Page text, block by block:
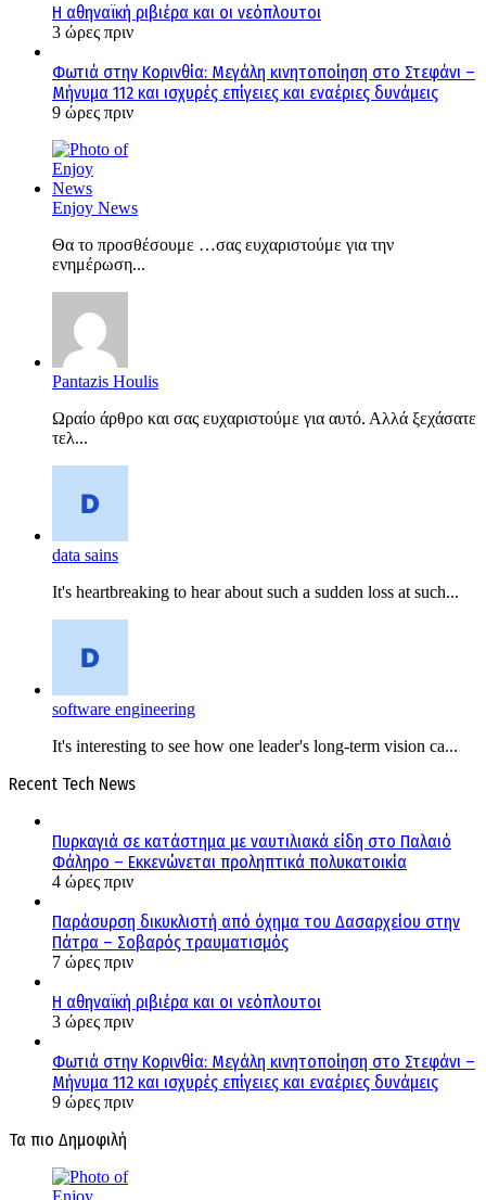
Η αθηναϊκή ριβιέρα και οι νεόπλουτοι
3 ώρες πριν
Φωτιά στην Κορινθία: Μεγάλη κινητοποίηση στο Στεφάνι –
Μήνυμα 112 και ισχυρές επίγειες και εναέριες δυνάμεις
9 ώρες πριν
Enjoy News
Θα το προσθέσουμε …σας ευχαριστούμε για την
ενημέρωση...
Pantazis Houlis
Ωραίο άρθρο και σας ευχαριστούμε για αυτό. Αλλά ξεχάσατε
τελ...
data sains
It's heartbreaking to hear about such a sudden loss at such...
software engineering
It's interesting to see how one leader's long-term vision ca...
Recent Tech News
Πυρκαγιά σε κατάστημα με ναυτιλιακά είδη στο Παλαιό
Φάληρο – Εκκενώνεται προληπτικά πολυκατοικία
4 ώρες πριν
Παράσυρση δικυκλιστή από όχημα του Δασαρχείου στην
Πάτρα – Σοβαρός τραυματισμός
7 ώρες πριν
Η αθηναϊκή ριβιέρα και οι νεόπλουτοι
3 ώρες πριν
Φωτιά στην Κορινθία: Μεγάλη κινητοποίηση στο Στεφάνι –
Μήνυμα 112 και ισχυρές επίγειες και εναέριες δυνάμεις
9 ώρες πριν
Τα πιο Δημοφιλή